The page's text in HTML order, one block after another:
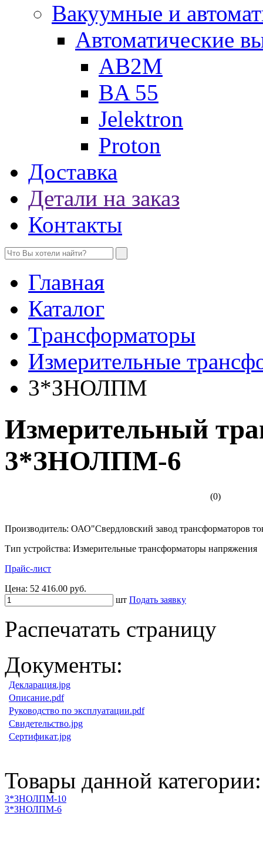
Вакуумные и
Автоматические
AB2M
BA 55
Jelektron
Proton
Доставка
Детали на заказ
Контакты
Главная
Каталог
Трансформаторы
Измерительные
3*ЗНОЛПМ
Измерительный
3*ЗНОЛПМ-6
(0)
Производитель: ОАО"Свердловский завод трансформаторов
Тип устройства: Измерительные трансформаторы напряжения
Прайс-лист
Цена: 52 416.00 руб.
шт Подать заявку
Распечатать страницу
Документы:
Декларация.jpg
Описание.pdf
Руководство по эксплуатации.pdf
Свидетельство.jpg
Сертификат.jpg
Товары данной категории:
3*ЗНОЛПМ-10
3*ЗНОЛПМ-6